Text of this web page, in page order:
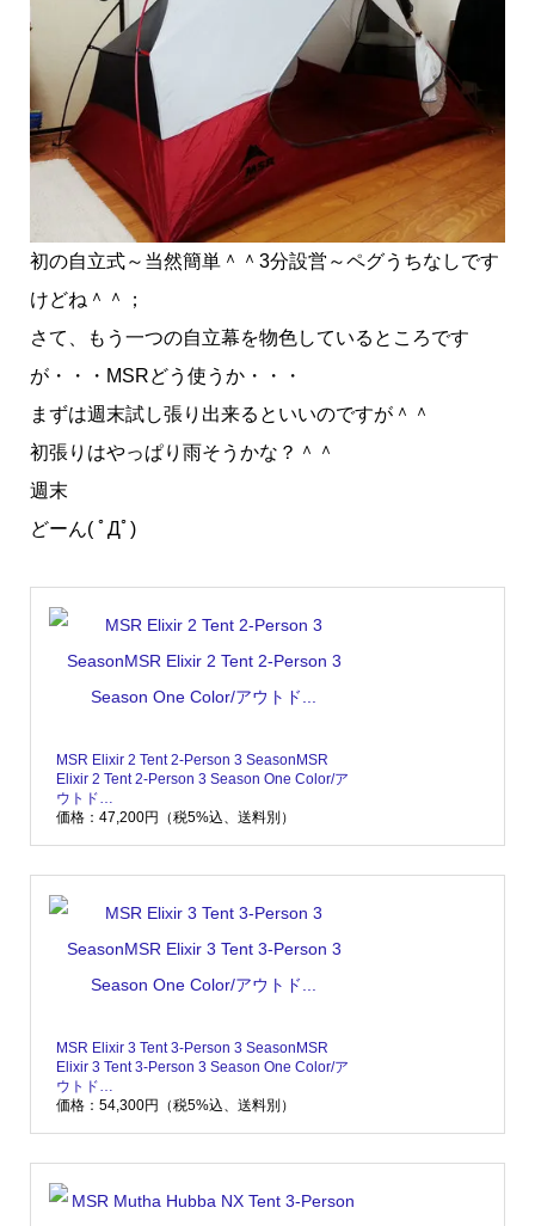
初の自立式～当然簡単＾＾3分設営～ペグうちなしです
けどね＾＾；
さて、もう一つの自立幕を物色しているところです
が・・・MSRどう使うか・・・
まずは週末試し張り出来るといいのですが＾＾
初張りはやっぱり雨そうかな？＾＾
週末
どーん( ﾟДﾟ)
MSR Elixir 2 Tent 2-Person 3 SeasonMSR
Elixir 2 Tent 2-Person 3 Season One Color/ア
ウトド…
価格：47,200円（税5%込、送料別）
MSR Elixir 3 Tent 3-Person 3 SeasonMSR
Elixir 3 Tent 3-Person 3 Season One Color/ア
ウトド…
価格：54,300円（税5%込、送料別）